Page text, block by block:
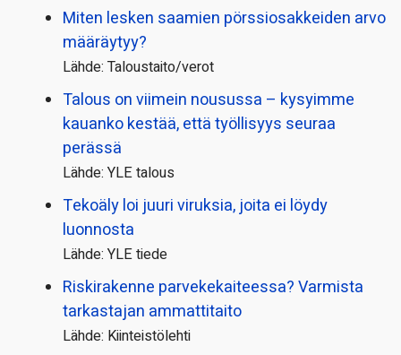
Miten lesken saamien pörssi­osakkeiden arvo
määräytyy?
Lähde: Taloustaito/verot
Talous on viimein nousussa – kysyimme
kauanko kestää, että työllisyys seuraa
perässä
Lähde: YLE talous
Tekoäly loi juuri viruksia, joita ei löydy
luonnosta
Lähde: YLE tiede
Riskirakenne parvekekaiteessa? Varmista
tarkastajan ammattitaito
Lähde: Kiinteistölehti